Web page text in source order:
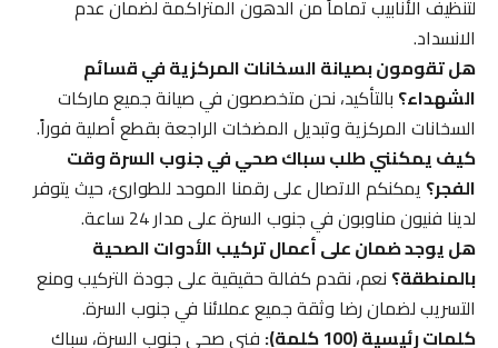
لتنظيف الأنابيب تماماً من الدهون المتراكمة لضمان عدم
الانسداد.
هل تقومون بصيانة السخانات المركزية في قسائم
الشهداء؟بالتأكيد، نحن متخصصون في صيانة جميع ماركات
السخانات المركزية وتبديل المضخات الراجعة بقطع أصلية فوراً.
كيف يمكنني طلب سباك صحي في جنوب السرة وقت
الفجر؟يمكنكم الاتصال على رقمنا الموحد للطوارئ، حيث يتوفر
لدينا فنيون مناوبون في جنوب السرة على مدار 24 ساعة.
هل يوجد ضمان على أعمال تركيب الأدوات الصحية
بالمنطقة؟نعم، نقدم كفالة حقيقية على جودة التركيب ومنع
التسريب لضمان رضا وثقة جميع عملائنا في جنوب السرة.
كلمات رئيسية (100 كلمة):
فني صحي جنوب السرة، سباك